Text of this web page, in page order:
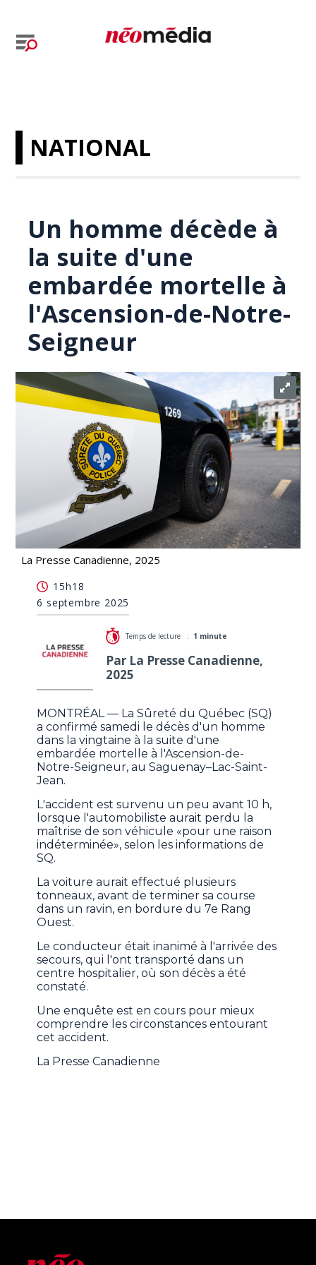
NATIONAL
Un homme décède à
la suite d'une
embardée mortelle à
l'Ascension-de-Notre-
Seigneur
La Presse Canadienne, 2025
mortelle à l'Ascension-de-Notre-Seigneur
15h18
6 septembre 2025
Temps de lecture : 1 minute
Par La Presse Canadienne,
2025
MONTRÉAL — La Sûreté du Québec (SQ)
a confirmé samedi le décès d'un homme
dans la vingtaine à la suite d'une
embardée mortelle à l'Ascension-de-
Notre-Seigneur, au Saguenay–Lac-Saint-
Jean.
L'accident est survenu un peu avant 10 h,
lorsque l'automobiliste aurait perdu la
maîtrise de son véhicule «pour une raison
indéterminée», selon les informations de
SQ.
La voiture aurait effectué plusieurs
tonneaux, avant de terminer sa course
dans un ravin, en bordure du 7e Rang
Ouest.
Le conducteur était inanimé à l'arrivée des
secours, qui l'ont transporté dans un
centre hospitalier, où son décès a été
constaté.
Une enquête est en cours pour mieux
comprendre les circonstances entourant
cet accident.
La Presse Canadienne